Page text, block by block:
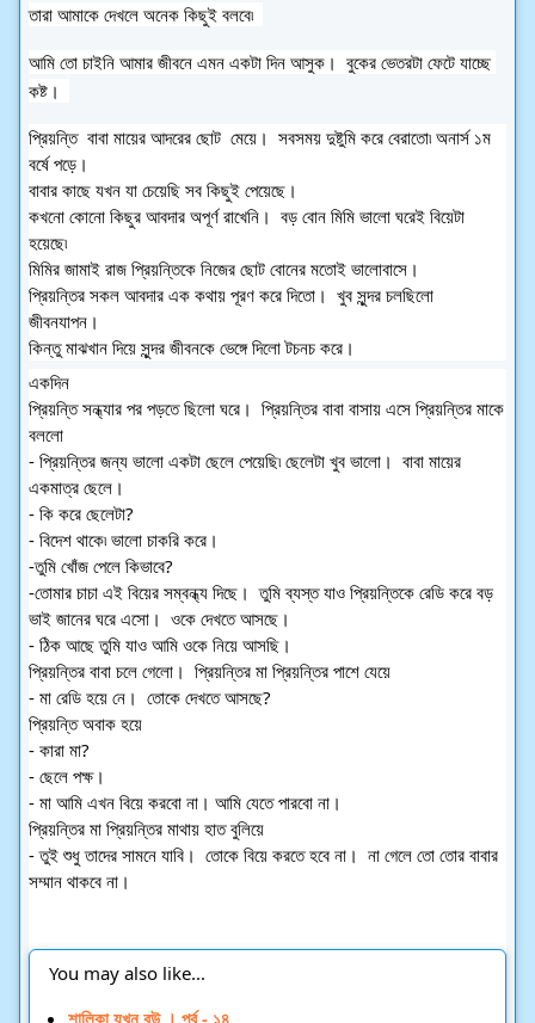
তারা আমাকে দেখলে অনেক কিছুই বলবে৷
আমি তো চাইনি আমার জীবনে এমন একটা দিন আসুক।  বুকের ভেতরটা ফেটে যাচ্ছে
কষ্ট।
প্রিয়ন্তি  বাবা মায়ের আদরের ছোট  মেয়ে।  সবসময় দুষ্টুমি করে বেরাতো৷ অনার্স ১ম
বর্ষে পড়ে।
বাবার কাছে যখন যা চেয়েছি সব কিছুই পেয়েছে।
কখনো কোনো কিছুর আবদার অপূর্ণ রাখেনি।  বড় বোন মিমি ভালো ঘরেই বিয়েটা
হয়েছে৷
মিমির জামাই রাজ প্রিয়ন্তিকে নিজের ছোট বোনের মতোই ভালোবাসে।
প্রিয়ন্তির সকল আবদার এক কথায় পূরণ করে দিতো।  খুব সুন্দর চলছিলো
জীবনযাপন।
কিন্তু মাঝখান দিয়ে সুন্দর জীবনকে ভেঙ্গে দিলো টচনচ করে।
একদিন
প্রিয়ন্তি সন্ধ্যার পর পড়তে ছিলো ঘরে।  প্রিয়ন্তির বাবা বাসায় এসে প্রিয়ন্তির মাকে
বললো
- প্রিয়ন্তির জন্য ভালো একটা ছেলে পেয়েছি৷ ছেলেটা খুব ভালো।  বাবা মায়ের
একমাত্র ছেলে।
- কি করে ছেলেটা?
- বিদেশ থাকে৷ ভালো চাকরি করে।
-তুমি খোঁজ পেলে কিভাবে?
-তোমার চাচা এই বিয়ের সম্বন্ধ্য দিছে।  তুমি ব্যস্ত যাও প্রিয়ন্তিকে রেডি করে বড়
ভাই জানের ঘরে এসো।  ওকে দেখতে আসছে।
- ঠিক আছে তুমি যাও আমি ওকে নিয়ে আসছি।
প্রিয়ন্তির বাবা চলে গেলো।  প্রিয়ন্তির মা প্রিয়ন্তির পাশে যেয়ে
- মা রেডি হয়ে নে।  তোকে দেখতে আসছে?
প্রিয়ন্তি অবাক হয়ে
- কারা মা?
- ছেলে পক্ষ।
- মা আমি এখন বিয়ে করবো না। আমি যেতে পারবো না।
প্রিয়ন্তির মা প্রিয়ন্তির মাথায় হাত বুলিয়ে
- তুই শুধু তাদের সামনে যাবি।  তোকে বিয়ে করতে হবে না।  না গেলে তো তোর বাবার
সম্মান থাকবে না।
You may also like...